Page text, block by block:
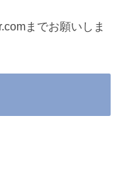
までお願いしま